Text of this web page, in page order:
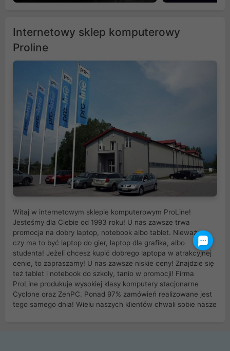
Internetowy sklep komputerowy
Proline
Witaj w internetowym sklepie komputerowym ProLine!
Jesteśmy dla Ciebie od 1993 roku! U nas zawsze trwa
promocja na dobry laptop, notebook albo tablet. Nieważne
czy ma to być laptop do gier, laptop dla grafika, albo
studenta! Jeżeli chcesz kupić dobrego laptopa w atrakcyjnej
cenie, to zapraszamy! U nas zawsze niskie ceny! Znajdzie się
też tablet i notebook do szkoły, tanio w promocji! Firma
ProLine produkuje wysokiej klasy komputery stacjonarne
Cyclone oraz ZenPC. Ponad 97% zamówień realizowane jest
tego samego dnia! Wielu naszych klientów chwali sobie nasze